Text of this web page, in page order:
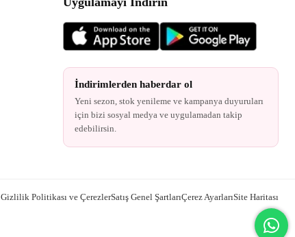
İndirimlerden haberdar ol
Yeni sezon, stok yenileme ve kampanya duyuruları
için bizi sosyal medya ve uygulamadan takip
edebilirsin.
Gizlilik Politikası ve ÇerezlerSatış Genel ŞartlarıÇerez AyarlarıSite Haritası